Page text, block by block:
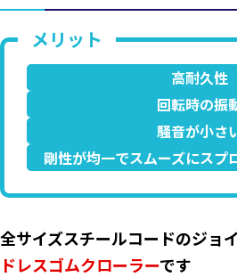
高耐久性
回転時の振
騒音が小さ
剛性が均一でスムーズにスプ
全サイズスチールコードのジョ
ドレスゴムクローラーです